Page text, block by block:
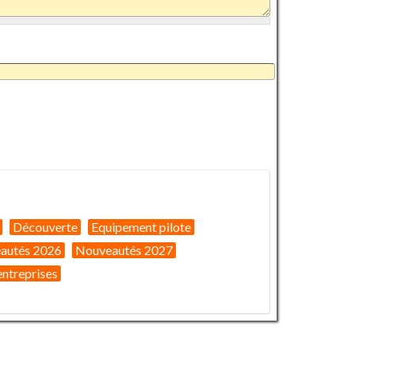
Découverte
Equipement pilote
2026
Nouveautés 2027